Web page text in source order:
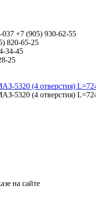
037 +7 (905) 930-62-55
820-65-25
34-45
25
5320 (4 отверстия)
5320 (4 отверстия)
на сайте